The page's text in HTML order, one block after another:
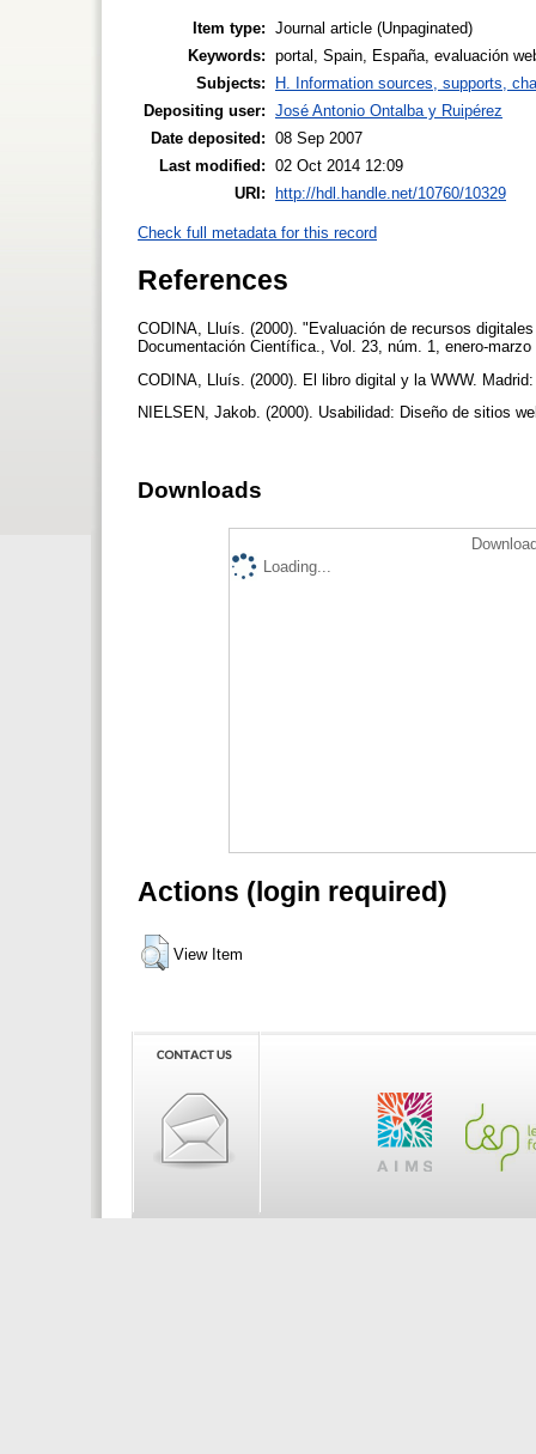
Item type: Journal article (Unpaginated)
Keywords: portal, Spain, España, evaluación
Subjects:
H. Information sources, supports,
Depositing user: José Antonio Ontalba y Ruipérez
Date deposited: 08 Sep 2007
Last modified: 02 Oct 2014 12:09
URI:
http://hdl.handle.net/10760/10329
Check full metadata for this record
References
CODINA, Lluís. (2000). "Evaluación de recursos
Documentación Científica., Vol. 23, núm. 1, enero-
CODINA, Lluís. (2000). El libro digital y la WWW.
NIELSEN, Jakob. (2000). Usabilidad: Diseño de sitios
Downloads
Loading...
Actions (login required)
View Item